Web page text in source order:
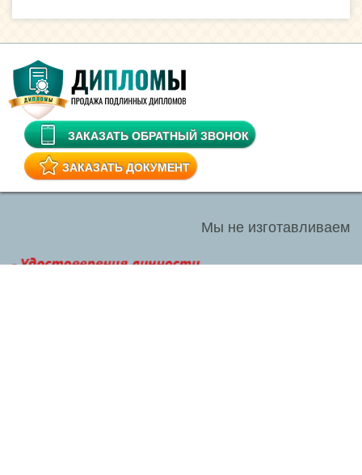
ЗАКАЗАТЬ ОБРАТНЫЙ ЗВОНОК
ЗАКАЗАТЬ ДОКУМЕНТ
Мы не изготавливаем